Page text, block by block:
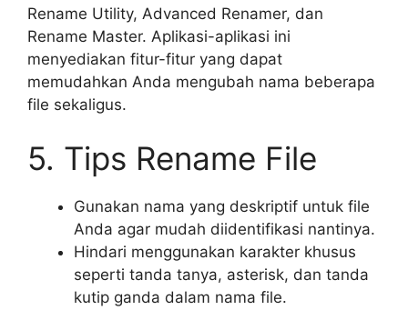
Rename Utility, Advanced Renamer, dan
Rename Master. Aplikasi-aplikasi ini
menyediakan fitur-fitur yang dapat
memudahkan Anda mengubah nama beberapa
file sekaligus.
5. Tips Rename File
Gunakan nama yang deskriptif untuk file
Anda agar mudah diidentifikasi nantinya.
Hindari menggunakan karakter khusus
seperti tanda tanya, asterisk, dan tanda
kutip ganda dalam nama file.